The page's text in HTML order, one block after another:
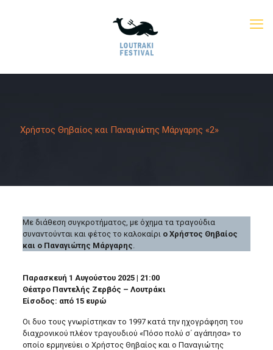
Χρήστος Θηβαίος και Παναγιώτης Μάργαρης «2»
Με διάθεση συγκροτήματος, με όχημα τα τραγούδια
συναντούνται και φέτος το καλοκαίρι ο Χρήστος Θηβαίος
και ο Παναγιώτης Μάργαρης.
Παρασκευή 1 Αυγούστου 2025 | 21:00
Θέατρο Παντελής Ζερβός – Λουτράκι
Είσοδος: από 15 ευρώ
Οι δυο τους γνωρίστηκαν το 1997 κατά την ηχογράφηση του
διαχρονικού πλέον τραγουδιού «Πόσο πολύ σ΄ αγάπησα» το
οποίο ερμηνεύει ο Χρήστος Θηβαίος και ο Παναγιώτης